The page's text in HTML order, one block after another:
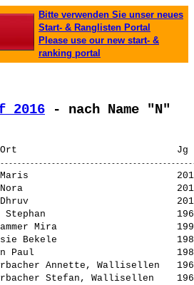
Bitte verwenden Sie unser neues
Start- & Ranglisten Portal
Please use our new start- &
ranking portal
2016 - nach Name "N"
Maris
Nora
Dhruv
Stephan
Mira
Bekele
Paul
Annette, Wallisellen
Stefan, Wallisellen